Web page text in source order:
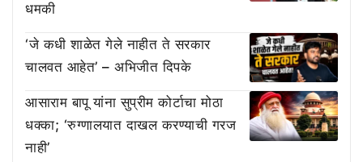
धमकी
‘जे कधी शाळेत गेले नाहीत ते सरकार
चालवत आहेत’ – अभिजीत दिपके
आसाराम बापू यांना सुप्रीम कोर्टाचा मोठा
धक्का; ‘रुग्णालयात दाखल करण्याची गरज
नाही’